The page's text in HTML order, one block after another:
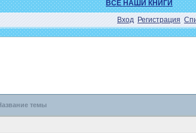
ВСЕ НАШИ КНИГИ
Вход Регистрация
темы